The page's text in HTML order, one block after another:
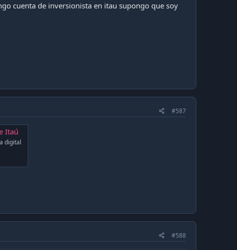
cuenta de inversionista en itau supongo que soy
#587
Itaú
digital
#588